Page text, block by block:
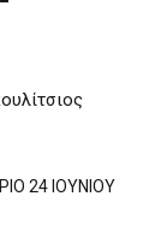
24 ΙΟΥΝΙΟΥ